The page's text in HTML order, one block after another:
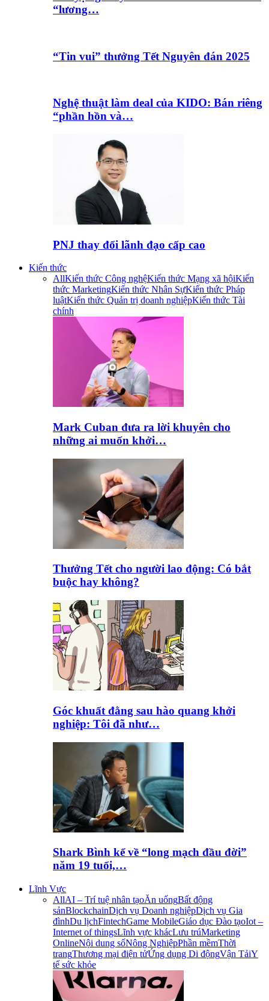
“lương…
“Tin vui” thưởng Tết Nguyên đán 2025
Nghệ thuật làm deal của KIDO: Bán riêng
“phần hồn và…
PNJ thay đổi lãnh đạo cấp cao
Kiến thức
AllKiến thức Công nghệKiến thức Mạng xã hộiKiến
thức MarketingKiến thức Nhân SựKiến thức Pháp
luậtKiến thức Quản trị doanh nghiệpKiến thức Tài
chính
Mark Cuban đưa ra lời khuyên cho
những ai muốn khởi…
Thưởng Tết cho người lao động: Có bắt
buộc hay không?
Góc khuất đằng sau hào quang khởi
nghiệp: Tôi đã như…
Shark Bình kể về “long mạch đầu đời”
năm 19 tuổi,…
Lĩnh Vực
AllAI – Trí tuệ nhân tạoĂn uốngBất động
sảnBlockchainDịch vụ Doanh nghiệpDịch vụ Gia
đìnhDu lịchFintechGame MobileGiáo dục Đào tạoIot –
Internet of thingsLĩnh vực khácLưu trúMarketing
OnlineNội dung sốNông NghiệpPhần mềmThời
trangThương mại điện tửỨng dụng Di độngVận TảiY
tế sức khỏe